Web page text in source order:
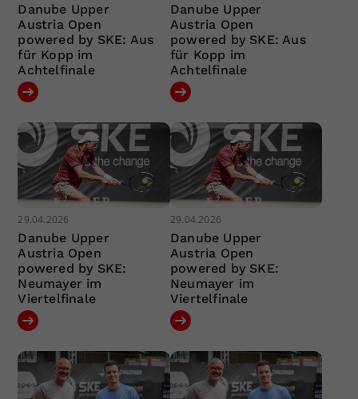
Danube Upper
Austria Open
powered by SKE: Aus
für Kopp im
Achtelfinale
Danube Upper
Austria Open
powered by SKE: Aus
für Kopp im
Achtelfinale
29.04.2026
Danube Upper
Austria Open
powered by SKE:
Neumayer im
Viertelfinale
29.04.2026
Danube Upper
Austria Open
powered by SKE:
Neumayer im
Viertelfinale